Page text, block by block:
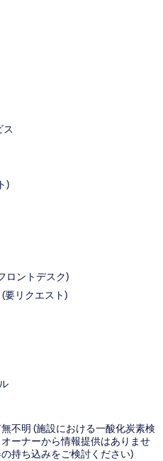
ス
)
ロントデスク)
要リクエスト)
不明 (施設における一酸化炭素検
ーナーから情報提供はありませ
持ち込みをご検討ください)